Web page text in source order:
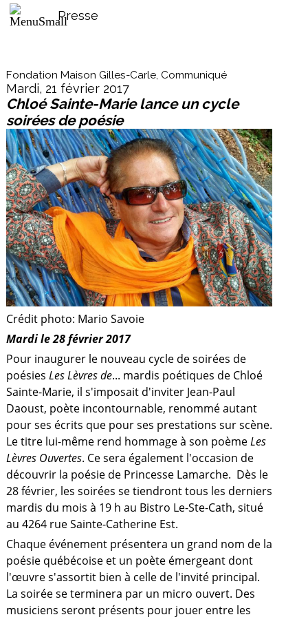
Fondation Maison Gilles-Carle, Communiqué
Mardi, 21 février 2017
Chloé Sainte-Marie lance un cycle
soirées de poésie
Crédit photo: Mario Savoie
Mardi le 28 février 2017
Pour inaugurer le nouveau cycle de soirées de
poésies Les Lèvres de... mardis poétiques de Chloé
Sainte-Marie, il s'imposait d'inviter Jean-Paul
Daoust, poète incontournable, renommé autant
pour ses écrits que pour ses prestations sur scène.
Le titre lui-même rend hommage à son poèmeLes
Lèvres Ouvertes. Ce sera également l'occasion de
découvrir la poésie de Princesse Lamarche. Dès le
28 février, les soirées se tiendront tous les derniers
mardis du mois à 19 h au Bistro Le-Ste-Cath, situé
au 4264 rue Sainte-Catherine Est.
​Chaque événement présentera un grand nom de la
poésie québécoise et un poète émergeant dont
l'œuvre s'assortit bien à celle de l'invité principal.
La soirée se terminera par un micro ouvert. Des
musiciens seront présents pour jouer entre les
Presse